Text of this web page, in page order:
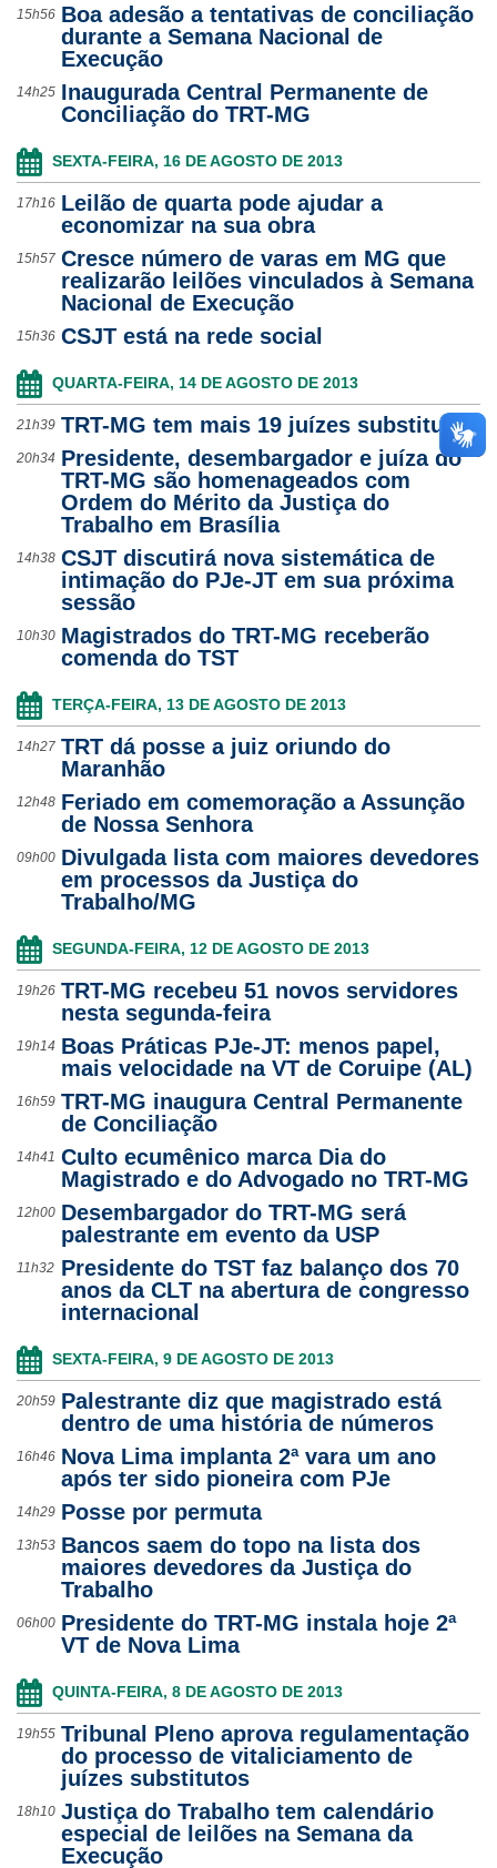
15h56 Boa adesão a tentativas de conciliação
durante a Semana Nacional de
Execução
14h25 Inaugurada Central Permanente de
Conciliação do TRT-MG
SEXTA-FEIRA, 16 DE AGOSTO DE 2013
17h16 Leilão de quarta pode ajudar a
economizar na sua obra
15h57 Cresce número de varas em MG que
realizarão leilões vinculados à Semana
Nacional de Execução
15h36 CSJT está na rede social
QUARTA-FEIRA, 14 DE AGOSTO DE 2013
21h39 TRT-MG tem mais 19 juízes substitutos
20h34 Presidente, desembargador e juíza do
TRT-MG são homenageados com
Ordem do Mérito da Justiça do
Trabalho em Brasília
14h38 CSJT discutirá nova sistemática de
intimação do PJe-JT em sua próxima
sessão
10h30 Magistrados do TRT-MG receberão
comenda do TST
TERÇA-FEIRA, 13 DE AGOSTO DE 2013
14h27 TRT dá posse a juiz oriundo do
Maranhão
12h48 Feriado em comemoração a Assunção
de Nossa Senhora
09h00 Divulgada lista com maiores devedores
em processos da Justiça do
Trabalho/MG
SEGUNDA-FEIRA, 12 DE AGOSTO DE 2013
19h26 TRT-MG recebeu 51 novos servidores
nesta segunda-feira
19h14 Boas Práticas PJe-JT: menos papel,
mais velocidade na VT de Coruipe (AL)
16h59 TRT-MG inaugura Central Permanente
de Conciliação
14h41 Culto ecumênico marca Dia do
Magistrado e do Advogado no TRT-MG
12h00 Desembargador do TRT-MG será
palestrante em evento da USP
11h32 Presidente do TST faz balanço dos 70
anos da CLT na abertura de congresso
internacional
SEXTA-FEIRA, 9 DE AGOSTO DE 2013
20h59 Palestrante diz que magistrado está
dentro de uma história de números
16h46 Nova Lima implanta 2ª vara um ano
após ter sido pioneira com PJe
14h29 Posse por permuta
13h53 Bancos saem do topo na lista dos
maiores devedores da Justiça do
Trabalho
06h00 Presidente do TRT-MG instala hoje 2ª
VT de Nova Lima
QUINTA-FEIRA, 8 DE AGOSTO DE 2013
19h55 Tribunal Pleno aprova regulamentação
do processo de vitaliciamento de
juízes substitutos
18h10 Justiça do Trabalho tem calendário
especial de leilões na Semana da
Execução